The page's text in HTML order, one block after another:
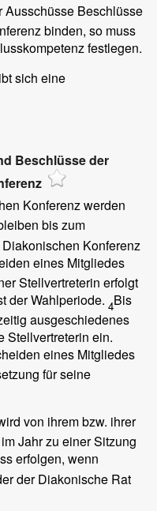
Beschlüsse
binden, so muss
festlegen.
sich eine
Beschlüsse der
Konferenz werden
bis zum
Konferenz
eines Mitgliedes
Stellvertreterin erfolgt
der Wahlperiode. 4Bis
ausgeschiedenes
Stellvertreterin ein.
eines Mitgliedes
für seine
von ihrem bzw. ihrer
Jahr zu einer Sitzung
erfolgen, wenn
der Diakonische Rat